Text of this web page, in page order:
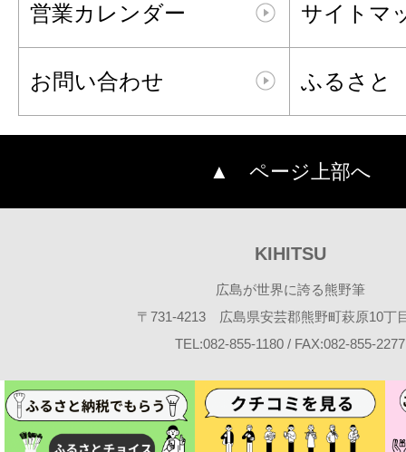
営業カレンダー サイトマ
お問い合わせ ふるさと
▲ ページ上部へ
KIHITSU
広島が世界に誇る熊野筆
〒731-4213 広島県安芸郡熊野町萩原10丁
TEL:082-855-1180 / FAX:082-855-2277